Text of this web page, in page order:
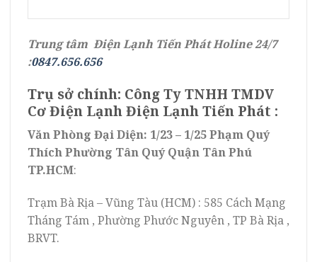
Trung tâm Điện Lạnh Tiến Phát Holine 24/7
:0847.656.656
Trụ sở chính: Công Ty TNHH TMDV
Cơ Điện Lạnh Điện Lạnh Tiến Phát :
Văn Phòng Đại Diện: 1/23 – 1/25 Phạm Quý
Thích Phường Tân Quý Quận Tân Phú
TP.HCM:
Trạm Bà Rịa – Vũng Tàu (HCM) : 585 Cách Mạng
Tháng Tám , Phường Phước Nguyên , TP Bà Rịa ,
BRVT.